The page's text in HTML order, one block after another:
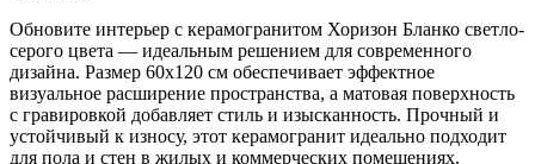
Обновите интерьер с керамогранитом Хоризон Бланко светло-
серого цвета — идеальным решением для современного
дизайна. Размер 60х120 см обеспечивает эффектное
визуальное расширение пространства, а матовая поверхность
с гравировкой добавляет стиль и изысканность. Прочный и
устойчивый к износу, этот керамогранит идеально подходит
для пола и стен в жилых и коммерческих помещениях.